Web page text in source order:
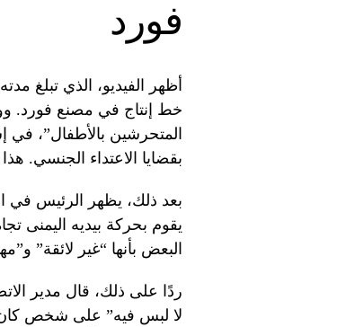
فورد
خط إنتاج في مصنع فورد.
المتحرشين بالأطفال”، في
بقضايا الاعتداء الجنسي.
بعد ذلك، يظهر الرئيس في
يقوم بحركة بيديه اليمنى
البعض بأنها “غير لائقة”
ردًا على ذلك، قال مدير
لا لبس فيه” على شخص كان